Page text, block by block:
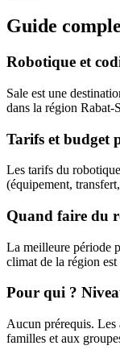
Guide
Robotique et
Sale est une
dans la région Rabat-
Tarifs et budget
Les tarifs du
(équipement,
Quand faire du
La meilleure période
climat de la région est
Pour qui ?
Aucun prérequis. Les
familles et aux